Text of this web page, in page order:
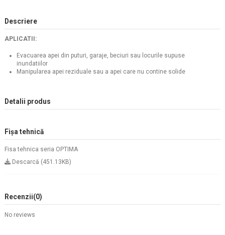
Descriere
APLICATII:
Evacuarea apei din puturi, garaje, beciuri sau locurile supuse
inundatiilor
Manipularea apei reziduale sau a apei care nu contine solide
Detalii produs
Fișa tehnică
Fisa tehnica seria OPTIMA
Descarcă (451.13KB)
Recenzii(0)
No reviews